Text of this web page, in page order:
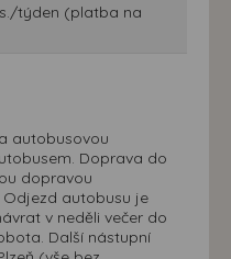
týden (platba na
autobusovou
Doprava do
dopravou
autobusu je
v neděli večer do
Další nástupní